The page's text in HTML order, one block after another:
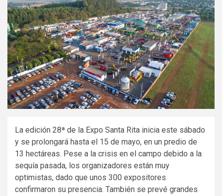
La edición 28ª de la Expo Santa Rita inicia este sábado
y se prolongará hasta el 15 de mayo, en un predio de
13 hectáreas. Pese a la crisis en el campo debido a la
sequía pasada, los organizadores están muy
optimistas, dado que unos 300 expositores
confirmaron su presencia. También se prevé grandes